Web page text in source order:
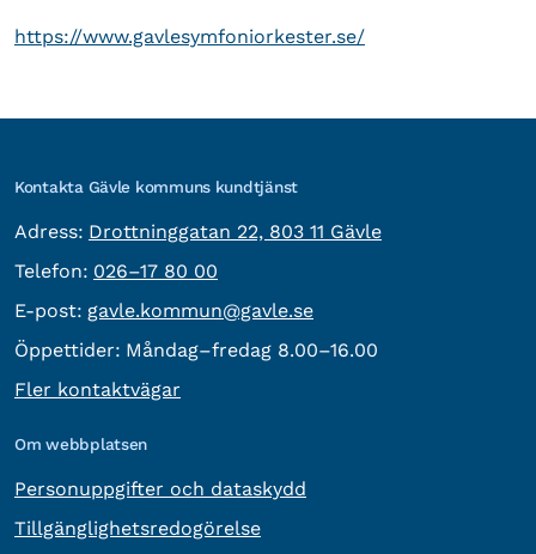
https://www.gavlesymfoniorkester.se/
Kontakta Gävle kommuns kundtjänst
Adress: besöksadress:
Drottninggatan 22, 803 11 Gävle
Telefon: Telefon:
026–17 80 00
E-post: E-post:
gavle.kommun@gavle.se
Öppettider: Måndag–fredag 8.00–16.00
Fler kontaktvägar
Om webbplatsen
Personuppgifter och dataskydd
Tillgänglighetsredogörelse